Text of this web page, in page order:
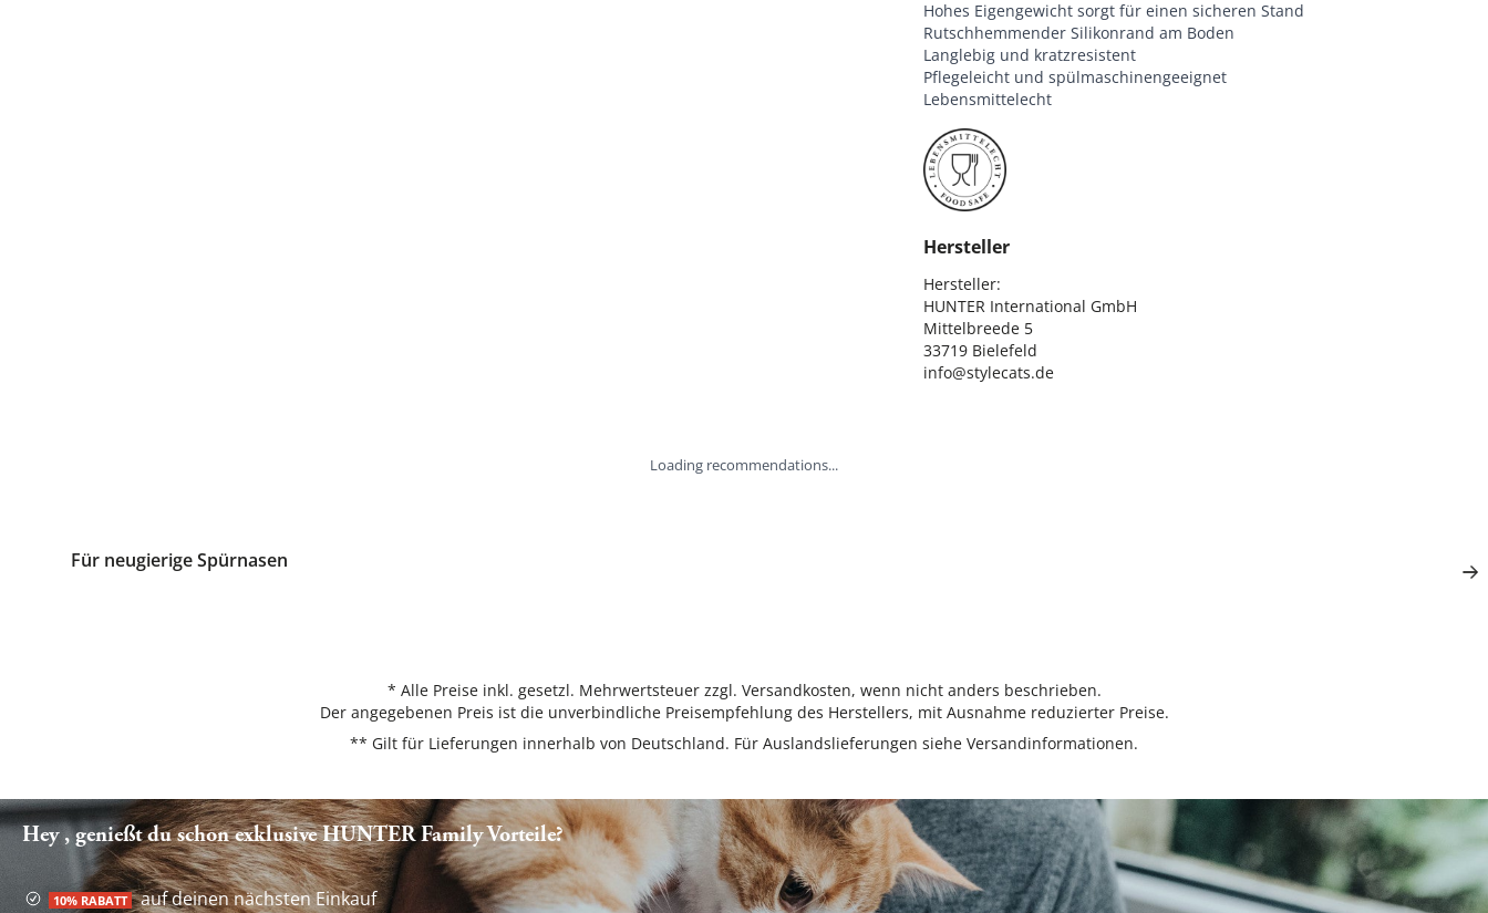
Hohes Eigengewicht sorgt für einen sicheren Stand
Rutschhemmender Silikonrand am Boden
Langlebig und kratzresistent
Pflegeleicht und spülmaschinengeeignet
Lebensmittelecht
Hersteller
Hersteller:
HUNTER International GmbH
Mittelbreede 5
33719 Bielefeld
info@stylecats.de
Loading recommendations...
Für neugierige Spürnasen
* Alle Preise inkl. gesetzl. Mehrwertsteuer zzgl. Versandkosten, wenn nicht anders beschrieben.
Der angegebenen Preis ist die unverbindliche Preisempfehlung des Herstellers, mit Ausnahme reduzierter Preise.
** Gilt für Lieferungen innerhalb von Deutschland. Für Auslandslieferungen siehe Versandinformationen.
Hey , genießt du schon exklusive HUNTER Family Vorteile?
10% RABATT auf deinen nächsten Einkauf